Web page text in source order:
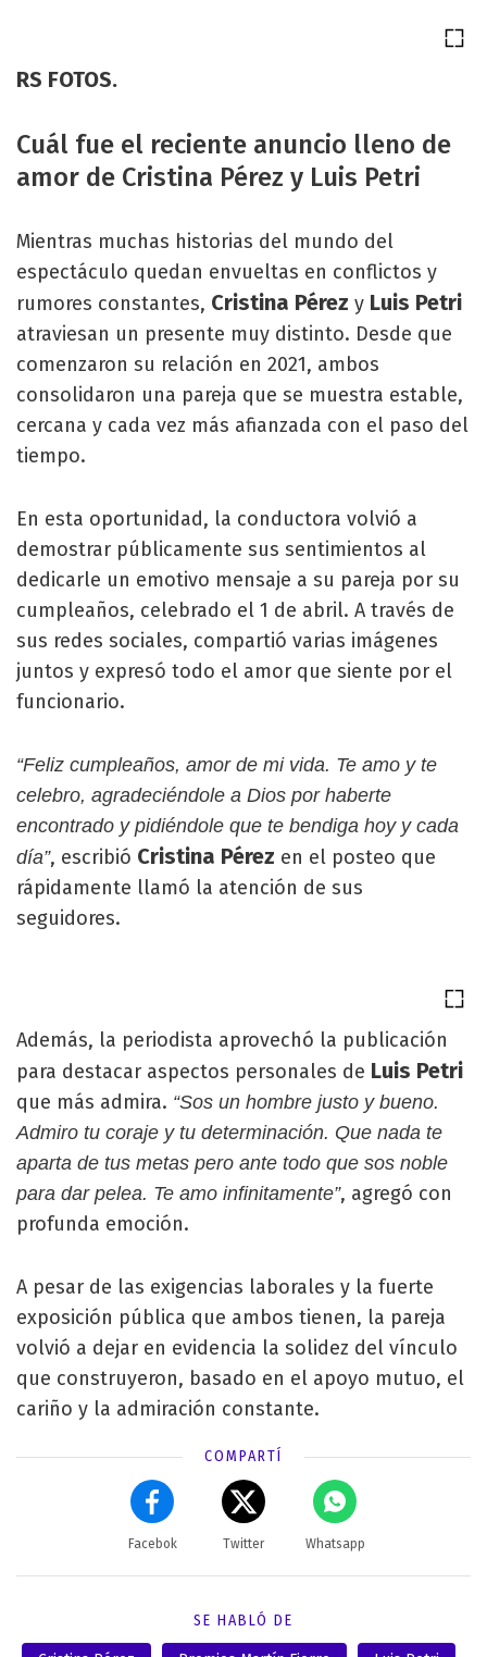
RS FOTOS.
Cuál fue el reciente anuncio lleno de
amor de Cristina Pérez y Luis Petri
Mientras muchas historias del mundo del
espectáculo quedan envueltas en conflictos y
rumores constantes, Cristina Pérez y Luis Petri
atraviesan un presente muy distinto. Desde que
comenzaron su relación en 2021, ambos
consolidaron una pareja que se muestra estable,
cercana y cada vez más afianzada con el paso del
tiempo.
En esta oportunidad, la conductora volvió a
demostrar públicamente sus sentimientos al
dedicarle un emotivo mensaje a su pareja por su
cumpleaños, celebrado el 1 de abril. A través de
sus redes sociales, compartió varias imágenes
juntos y expresó todo el amor que siente por el
funcionario.
“Feliz cumpleaños, amor de mi vida. Te amo y te
celebro, agradeciéndole a Dios por haberte
encontrado y pidiéndole que te bendiga hoy y cada
día”, escribió Cristina Pérez en el posteo que
rápidamente llamó la atención de sus
seguidores.
Además, la periodista aprovechó la publicación
para destacar aspectos personales de Luis Petri
que más admira. “Sos un hombre justo y bueno.
Admiro tu coraje y tu determinación. Que nada te
aparta de tus metas pero ante todo que sos noble
para dar pelea. Te amo infinitamente”, agregó con
profunda emoción.
A pesar de las exigencias laborales y la fuerte
exposición pública que ambos tienen, la pareja
volvió a dejar en evidencia la solidez del vínculo
que construyeron, basado en el apoyo mutuo, el
cariño y la admiración constante.
COMPARTÍ
Facebok Twitter Whatsapp
SE HABLÓ DE